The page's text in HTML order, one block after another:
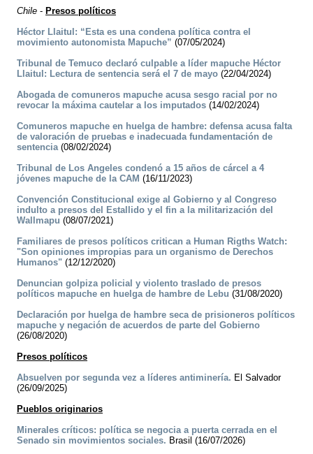
Chile - Presos políticos
Héctor Llaitul: “Esta es una condena política contra el
movimiento autonomista Mapuche” (07/05/2024)
Tribunal de Temuco declaró culpable a líder mapuche Héctor
Llaitul: Lectura de sentencia será el 7 de mayo (22/04/2024)
Abogada de comuneros mapuche acusa sesgo racial por no
revocar la máxima cautelar a los imputados (14/02/2024)
Comuneros mapuche en huelga de hambre: defensa acusa falta
de valoración de pruebas e inadecuada fundamentación de
sentencia(08/02/2024)
Tribunal de Los Angeles condenó a 15 años de cárcel a 4
jóvenes mapuche de la CAM (16/11/2023)
Convención Constitucional exige al Gobierno y al Congreso
indulto a presos del Estallido y el fin a la militarización del
Wallmapu (08/07/2021)
Familiares de presos políticos critican a Human Rigths Watch:
"Son opiniones impropias para un organismo de Derechos
Humanos" (12/12/2020)
Denuncian golpiza policial y violento traslado de presos
políticos mapuche en huelga de hambre de Lebu (31/08/2020)
Declaración por huelga de hambre seca de prisioneros políticos
mapuche y negación de acuerdos de parte del Gobierno
(26/08/2020)
Presos políticos
Absuelven por segunda vez a líderes antiminería. El Salvador
(26/09/2025)
Pueblos originarios
Minerales críticos: política se negocia a puerta cerrada en el
Senado sin movimientos sociales. Brasil (16/07/2026)